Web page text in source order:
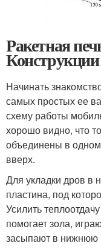
Ракетная
Начинать
самых простых ее
схему работы
хорошо видно, что
объединены в одном
вверх.
Для укладки дров в
пластина, под
Усилить
помогает зола,
засыпают в нижнюю